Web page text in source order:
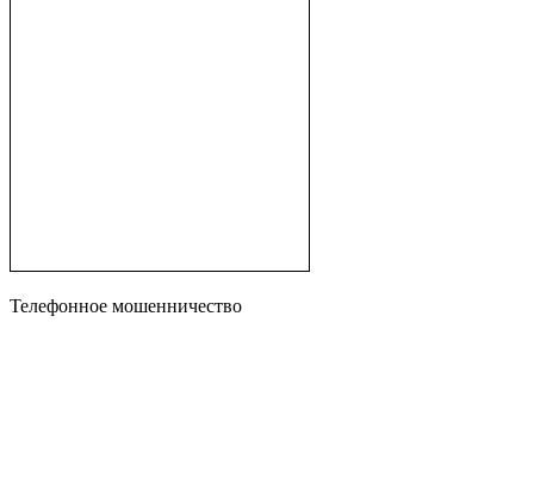
Телефонное мошенничество